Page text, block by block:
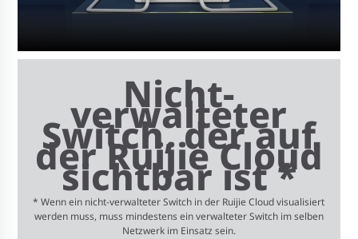
Nicht-
verwalteter
Switch, der auf
der Ruijie Cloud
sichtbar ist *
* Wenn ein nicht-verwalteter Switch in der Ruijie Cloud visualisiert
werden muss, muss mindestens ein verwalteter Switch im selben
Netzwerk im Einsatz sein.